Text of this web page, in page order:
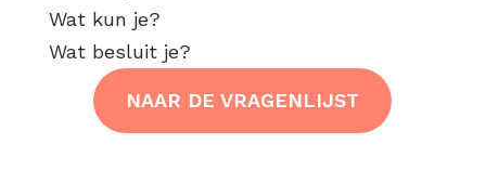
Wat kun je?
Wat besluit je?
NAAR DE VRAGENLIJST